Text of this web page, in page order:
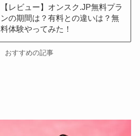
【レビュー】オンスク.JP無料プラ
ンの期間は？有料との違いは？無
料体験やってみた！
おすすめの記事